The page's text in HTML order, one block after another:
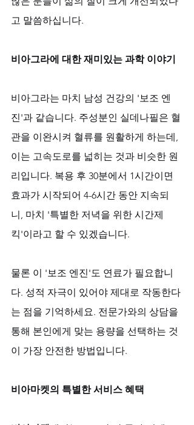
고 말씀하십니다.
비아그라에 대한 재미있는 과학 이야기
비아그라는 마치 남성 건강의 '보조 엔
진'과 같습니다. 주성분인 실데나필은 혈
관을 이완시켜 혈류를 원활하게 하는데,
이는 고속도로를 넓히는 것과 비슷한 원
리입니다. 복용 후 30분에서 1시간이면
효과가 시작되어 4-6시간 동안 지속되
니, 마치 '특별한 저녁을 위한 시간제
킥'이라고 할 수 있겠습니다.
물론 이 '보조 엔진'도 연료가 필요합니
다. 성적 자극이 있어야 제대로 작동한다
는 점을 기억하세요. 전문가와의 상담을
통해 본인에게 맞는 용량을 선택하는 것
이 가장 안전한 방법입니다.
비아마켓의 특별한 서비스 혜택